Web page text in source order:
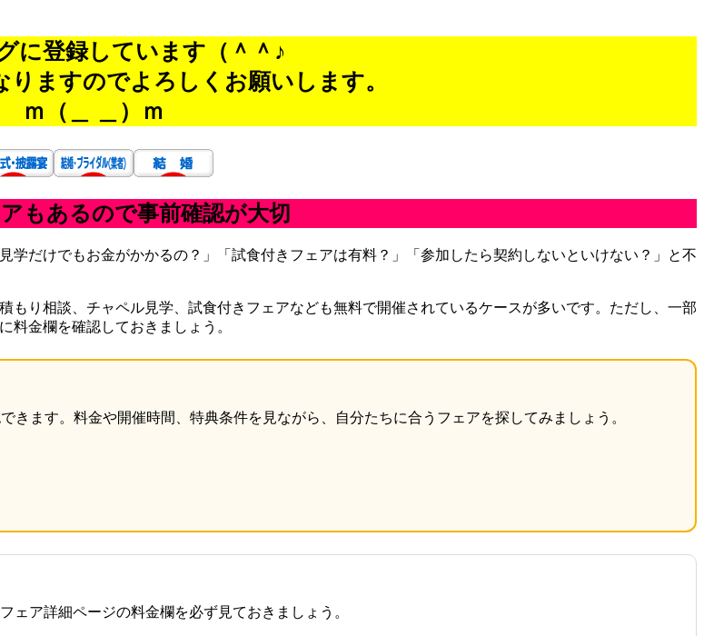
に登録しています（＾＾♪
ますのでよろしくお願いします。
ｍ（＿ ＿）ｍ
もあるので事前確認が大切
学だけでもお金がかかるの？」「試食付きフェアは有料？」「参加したら契約しないといけない？」と不
もり相談、チャペル見学、試食付きフェアなども無料で開催されているケースが多いです。ただし、一部
料金欄を確認しておきましょう。
ます。料金や開催時間、特典条件を見ながら、自分たちに合うフェアを探してみましょう。
ェア詳細ページの料金欄を必ず見ておきましょう。